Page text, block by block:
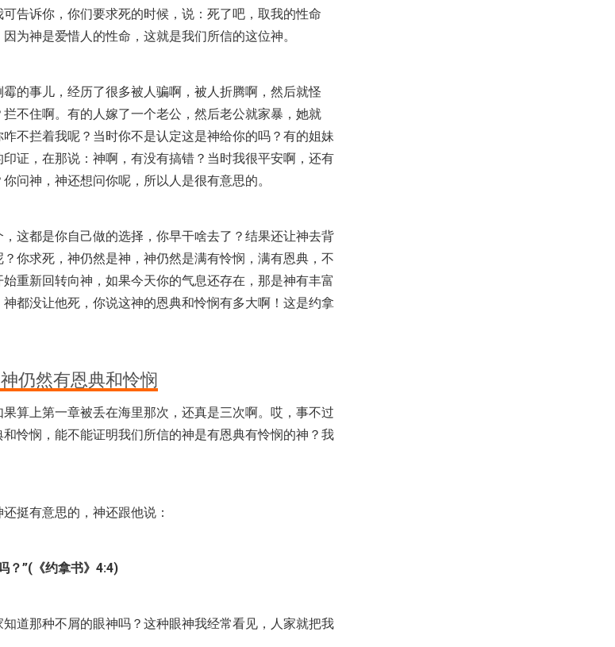
告诉你，你们要求死的时候，说：死了吧，取我的性命
为神是爱惜人的性命，这就是我们所信的这位神。
的事儿，经历了很多被人骗啊，被人折腾啊，然后就怪
不住啊。有的人嫁了一个老公，然后老公就家暴，她就
不拦着我呢？当时你不是认定这是神给你的吗？有的姐妹
证，在那说：神啊，有没有搞错？当时我很平安啊，还有
问神，神还想问你呢，所以人是很有意思的。
这都是你自己做的选择，你早干啥去了？结果还让神去背
你求死，神仍然是神，神仍然是满有怜悯，满有恩典，不
重新回转向神，如果今天你的气息还存在，那是神有丰富
都没让他死，你说这神的恩典和怜悯有多大啊！这是约拿
仍然有恩典和怜悯
算上第一章被丢在海里那次，还真是三次啊。哎，事不过
怜悯，能不能证明我们所信的神是有恩典有怜悯的神？我
挺有意思的，神还跟他说：
？”(《约拿书》4:4)
道那种不屑的眼神吗？这种眼神我经常看见，人家就把我